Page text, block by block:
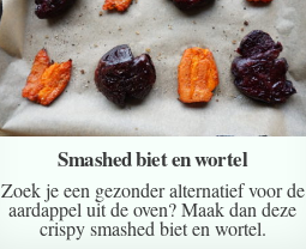
Smashed biet en wortel
Zoek je een gezonder alternatief voor de
aardappel uit de oven? Maak dan deze
crispy smashed biet en wortel.